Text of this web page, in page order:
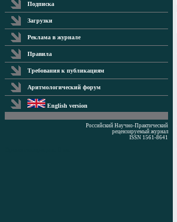
Подписка
Загрузки
Реклама в журнале
Правила
Требования к публикациям
Аритмологический форум
English version
Российский Научно-Практический
рецензируемый журнал
ISSN 1561-8641